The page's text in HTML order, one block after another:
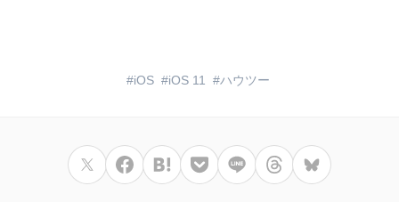
iOS iOS 11 ハウツー